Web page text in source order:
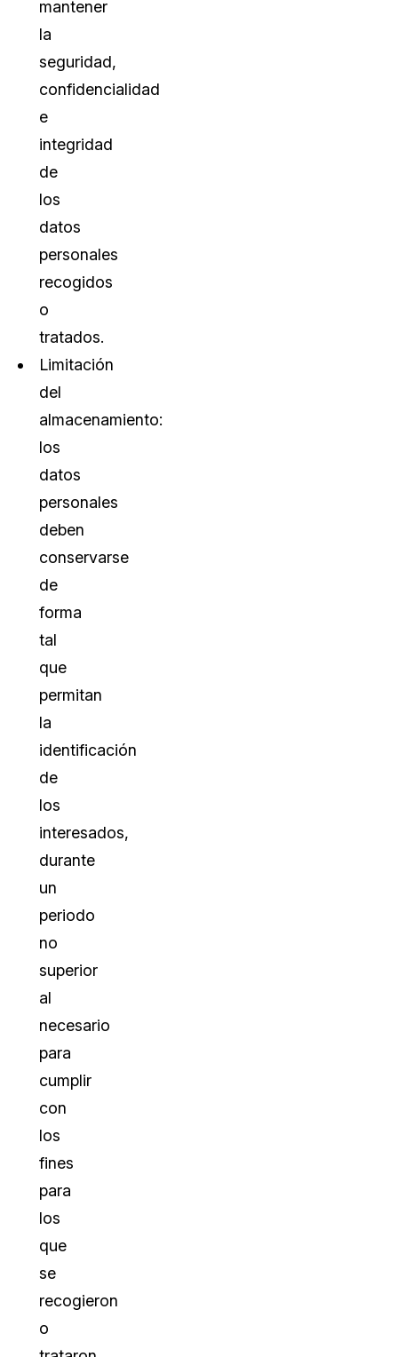
mantener
la
seguridad,
confidencialidad
e
integridad
de
los
datos
personales
recogidos
o
tratados.
Limitación
del
almacenamiento:
los
datos
personales
deben
conservarse
de
forma
tal
que
permitan
la
identificación
de
los
interesados,
durante
un
periodo
no
superior
al
necesario
para
cumplir
con
los
fines
para
los
que
se
recogieron
o